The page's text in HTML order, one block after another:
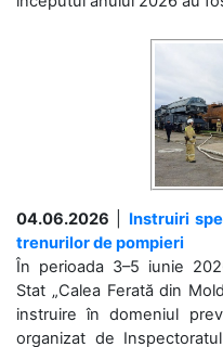
04.06.2026
Instruiri
trenurilor de pompieri
În perioada 3–5 iunie
Stat „Calea Ferată din
instruire în domeniul
organizat de